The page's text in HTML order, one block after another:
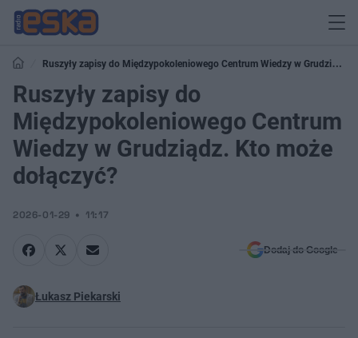
Ruszyły zapisy do Międzypokoleniowego Centrum Wiedzy w Grudziądz.
Kto może dołączyć?
Ruszyły zapisy do
Międzypokoleniowego Centrum
Wiedzy w Grudziądz. Kto może
dołączyć?
2026-01-29 11:17
Dodaj do Google
Łukasz Piekarski